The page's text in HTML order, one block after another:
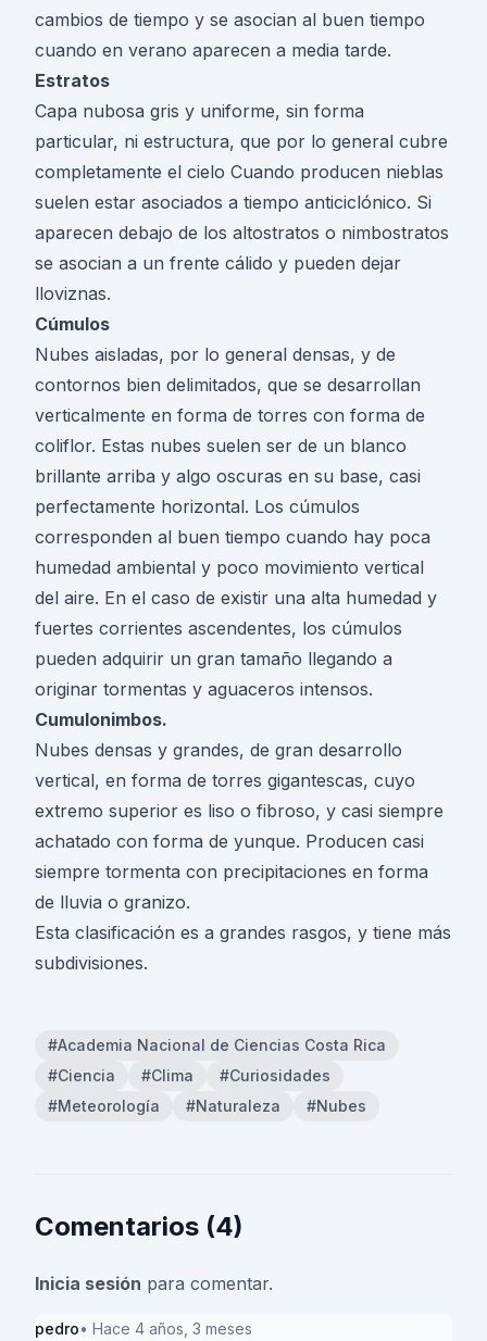
cambios de tiempo y se asocian al buen tiempo
cuando en verano aparecen a media tarde.
Estratos
Capa nubosa gris y uniforme, sin forma
particular, ni estructura, que por lo general cubre
completamente el cielo Cuando producen nieblas
suelen estar asociados a tiempo anticiclónico. Si
aparecen debajo de los altostratos o nimbostratos
se asocian a un frente cálido y pueden dejar
lloviznas.
Cúmulos
Nubes aisladas, por lo general densas, y de
contornos bien delimitados, que se desarrollan
verticalmente en forma de torres con forma de
coliflor. Estas nubes suelen ser de un blanco
brillante arriba y algo oscuras en su base, casi
perfectamente horizontal. Los cúmulos
corresponden al buen tiempo cuando hay poca
humedad ambiental y poco movimiento vertical
del aire. En el caso de existir una alta humedad y
fuertes corrientes ascendentes, los cúmulos
pueden adquirir un gran tamaño llegando a
originar tormentas y aguaceros intensos.
Cumulonimbos.
Nubes densas y grandes, de gran desarrollo
vertical, en forma de torres gigantescas, cuyo
extremo superior es liso o fibroso, y casi siempre
achatado con forma de yunque. Producen casi
siempre tormenta con precipitaciones en forma
de lluvia o granizo.
Esta clasificación es a grandes rasgos, y tiene más
subdivisiones.
#Academia Nacional de Ciencias Costa Rica
#Ciencia
#Clima
#Curiosidades
#Meteorología
#Naturaleza #Nubes
Comentarios (4)
Inicia sesión para comentar.
pedro• Hace 4 años, 3 meses